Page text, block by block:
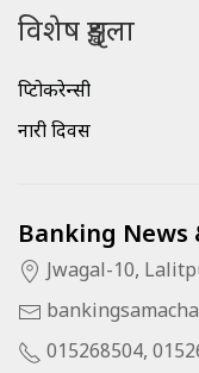
विशेष शृङ्खला
क्रिप्टोकरेन्सी
नारी दिवस
Banking News
Jwagal-10,
015268504,